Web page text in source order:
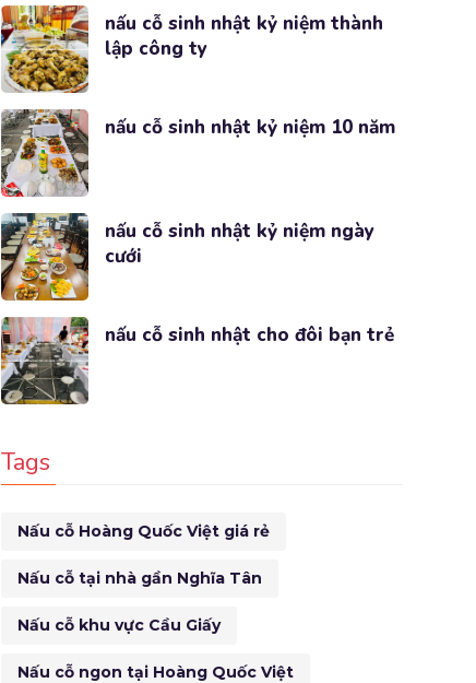
nấu cỗ sinh nhật kỷ niệm thành
lập công ty
nấu cỗ sinh nhật kỷ niệm 10 năm
nấu cỗ sinh nhật kỷ niệm ngày
cưới
nấu cỗ sinh nhật cho đôi bạn trẻ
Tags
Nấu cỗ Hoàng Quốc Việt giá rẻ
Nấu cỗ tại nhà gần Nghĩa Tân
Nấu cỗ khu vực Cầu Giấy
Nấu cỗ ngon tại Hoàng Quốc Việt